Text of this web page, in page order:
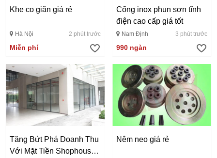
Khe co giãn giá rẻ
Hà Nội 2 phút trước
Miễn phí
Cổng inox phun sơn tĩnh
điện cao cấp giá tốt
Nam Định 3 phút trước
990 ngàn
Tăng Bứt Phá Doanh Thu
Với Mặt Tiền Shophouse
Nêm neo giá rẻ